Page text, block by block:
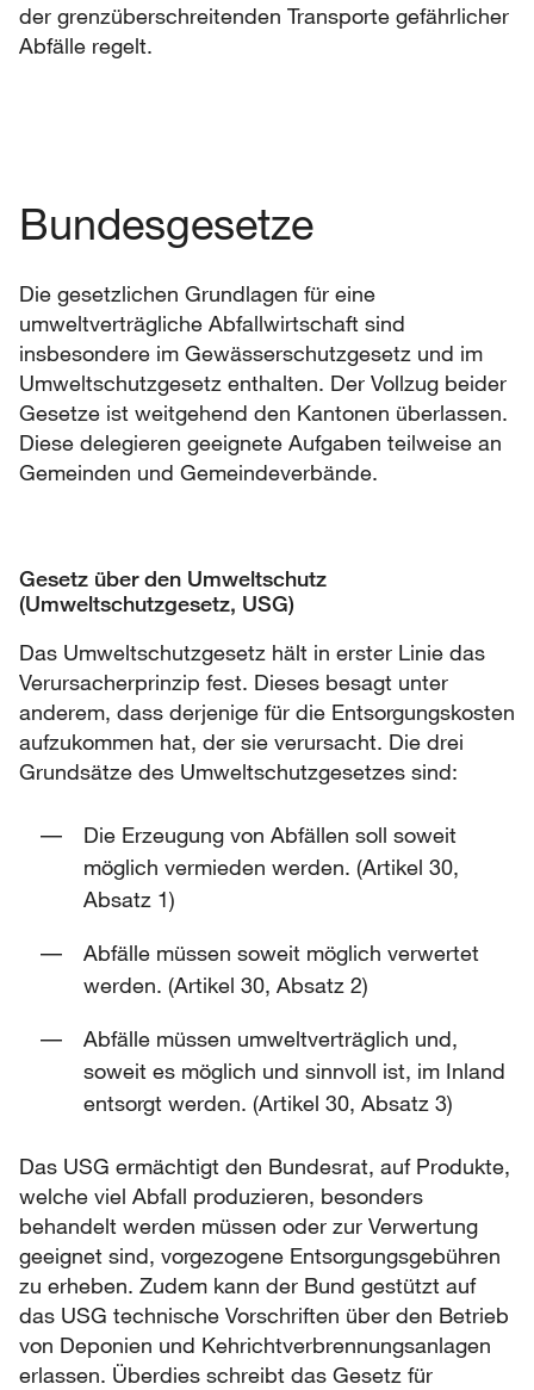
der grenzüberschreitenden Transporte gefährlicher
Abfälle regelt.
Bundesgesetze
Die gesetzlichen Grundlagen für eine
umweltverträgliche Abfallwirtschaft sind
insbesondere im Gewässerschutzgesetz und im
Umweltschutzgesetz enthalten. Der Vollzug beider
Gesetze ist weitgehend den Kantonen überlassen.
Diese delegieren geeignete Aufgaben teilweise an
Gemeinden und Gemeindeverbände.
Gesetz über den Umweltschutz
(Umweltschutzgesetz, USG)
Das Umweltschutzgesetz hält in erster Linie das
Verursacherprinzip fest. Dieses besagt unter
anderem, dass derjenige für die Entsorgungskosten
aufzukommen hat, der sie verursacht. Die drei
Grundsätze des Umweltschutzgesetzes sind:
Die Erzeugung von Abfällen soll soweit
möglich vermieden werden. (Artikel 30,
Absatz 1)
Abfälle müssen soweit möglich verwertet
werden. (Artikel 30, Absatz 2)
Abfälle müssen umweltverträglich und,
soweit es möglich und sinnvoll ist, im Inland
entsorgt werden. (Artikel 30, Absatz 3)
Das USG ermächtigt den Bundesrat, auf Produkte,
welche viel Abfall produzieren, besonders
behandelt werden müssen oder zur Verwertung
geeignet sind, vorgezogene Entsorgungsgebühren
zu erheben. Zudem kann der Bund gestützt auf
das USG technische Vorschriften über den Betrieb
von Deponien und Kehrichtverbrennungsanlagen
erlassen. Überdies schreibt das Gesetz für